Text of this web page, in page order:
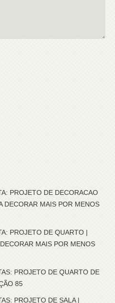
PROJETO DE DECORACAO
DECORAR MAIS POR MENOS
PROJETO DE QUARTO |
MAIS POR MENOS
PROJETO DE QUARTO DE
85
PROJETO DE SALA |